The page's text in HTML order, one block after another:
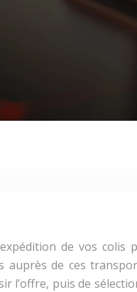
de vos colis
auprès de ces
l’offre, puis de